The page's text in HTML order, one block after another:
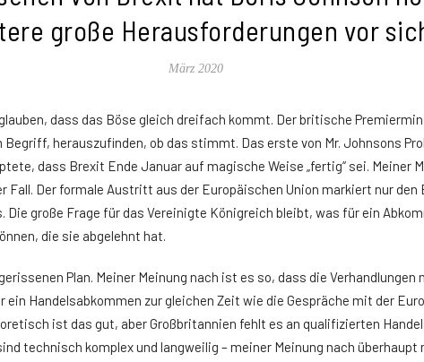
große Herausforderungen vor
März 2020
dass das Böse gleich dreifach kommt. Der britische
herauszufinden, ob das stimmt. Das erste von Mr. Johnsons
dass Brexit Ende Januar auf magische Weise „fertig“ sei. Meiner
Fall. Der formale Austritt aus der Europäischen Union markiert nur den
Die große Frage für das Vereinigte Königreich bleibt, was für ein
die sie abgelehnt hat.
Plan. Meiner Meinung nach ist es so, dass die Verhandlungen
ein Handelsabkommen zur gleichen Zeit wie die Gespräche mit der
ist das gut, aber Großbritannien fehlt es an qualifizierten
technisch komplex und langweilig – meiner Meinung nach überhaupt